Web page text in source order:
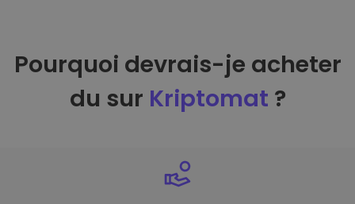
Pourquoi devrais-je acheter
du sur Kriptomat ?